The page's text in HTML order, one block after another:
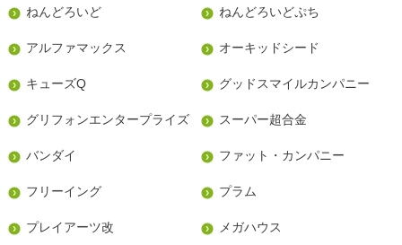
ねんどろいど ねんどろいどぷち
アルファマックス オーキッドシード
キューズQ グッドスマイルカンパニー
グリフォンエンタープライズ スーパー超合金
バンダイ ファット・カンパニー
フリーイング プラム
プレイアーツ改 メガハウス